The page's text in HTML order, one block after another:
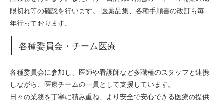
限切れ等の確認を行います。 医薬品集、各種手順書の改訂も毎
年行っております。
各種委員会・チーム医療
各種委員会に参加し、医師や看護師など多職種のスタッフと連携
しながら、医療チームの一員として支援しています。
日々の業務を丁寧に積み重ね、より安全で安心できる医療の提供